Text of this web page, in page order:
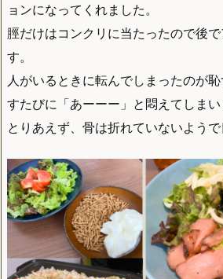
ョンになってくれました。
脛だけはコンクリに当たったので後
す。
人がいるときに転んでしまったのが
すたびに「あーーー」と悶えてしまい
とりあえず、骨は折れていないようで